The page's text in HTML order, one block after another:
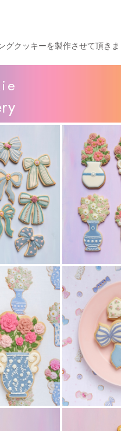
グクッキーを製作させて頂き